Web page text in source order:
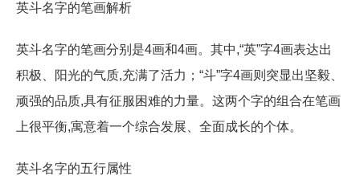
英斗名字的笔画解析
英斗名字的笔画分别是4画和4画。其中,“英”字4画表达出
积极、阳光的气质,充满了活力；“斗”字4画则突显出坚毅、
顽强的品质,具有征服困难的力量。这两个字的组合在笔画
上很平衡,寓意着一个综合发展、全面成长的个体。
英斗名字的五行属性